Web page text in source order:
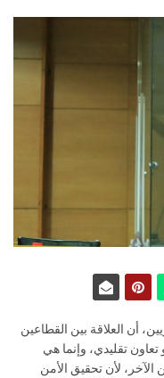
أن العلاقة بين القطاعين
تقليدي، وإنما هي
لأن تحقيق الأمن